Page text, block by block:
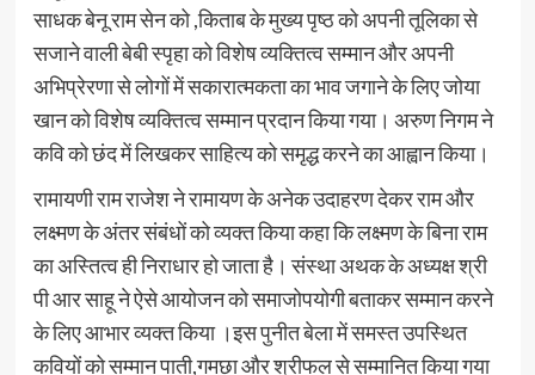
साधक बेनू राम सेन को ,किताब के मुख्य पृष्ठ को अपनी तूलिका से
सजाने वाली बेबी स्पृहा को विशेष व्यक्तित्व सम्मान और अपनी
अभिप्रेरणा से लोगों में सकारात्मकता का भाव जगाने के लिए जोया
खान को विशेष व्यक्तित्व सम्मान प्रदान किया गया। अरुण निगम ने
कवि को छंद में लिखकर साहित्य को समृद्ध करने का आह्वान किया।
रामायणी राम राजेश ने रामायण के अनेक उदाहरण देकर राम और
लक्ष्मण के अंतर संबंधों को व्यक्त किया कहा कि लक्ष्मण के बिना राम
का अस्तित्व ही निराधार हो जाता है। संस्था अथक के अध्यक्ष श्री
पी आर साहू ने ऐसे आयोजन को समाजोपयोगी बताकर सम्मान करने
के लिए आभार व्यक्त किया ।इस पुनीत बेला में समस्त उपस्थित
कवियों को सम्मान पाती,गमछा और श्रीफल से सम्मानित किया गया